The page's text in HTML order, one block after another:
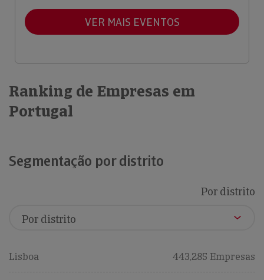
VER MAIS EVENTOS
Ranking de Empresas em
Portugal
Segmentação por distrito
Por distrito
Lisboa 443,285 Empresas